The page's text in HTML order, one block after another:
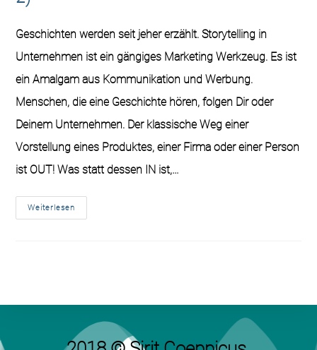
Geschichten werden seit jeher erzählt. Storytelling in
Unternehmen ist ein gängiges Marketing Werkzeug. Es ist
ein Amalgam aus Kommunikation und Werbung.
Menschen, die eine Geschichte hören, folgen Dir oder
Deinem Unternehmen. Der klassische Weg einer
Vorstellung eines Produktes, einer Firma oder einer Person
ist OUT! Was statt dessen IN ist,…
Weiterlesen